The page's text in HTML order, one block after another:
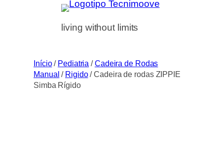
living without limits
Início/ Pediatria /Cadeira de Rodas
Manual / Rigido/ Cadeira de rodas ZIPPIE
Simba Rígido